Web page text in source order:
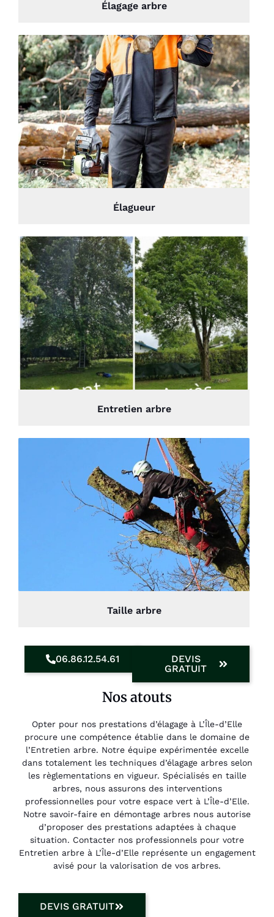
Élagage arbre
Élagueur
Entretien arbre
Taille arbre
06.86.12.54.61
DEVIS
GRATUIT
Nos atouts
Opter pour nos prestations d’élagage à L’Île-d’Elle
procure une compétence établie dans le domaine de
l’Entretien arbre. Notre équipe expérimentée excelle
dans totalement les techniques d’élagage arbres selon
les règlementations en vigueur. Spécialisés en taille
arbres, nous assurons des interventions
professionnelles pour votre espace vert à L’Île-d’Elle.
Notre savoir-faire en démontage arbres nous autorise
d’proposer des prestations adaptées à chaque
situation. Contacter nos professionnels pour votre
Entretien arbre à L’Île-d’Elle représente un engagement
avisé pour la valorisation de vos arbres.
DEVIS GRATUIT